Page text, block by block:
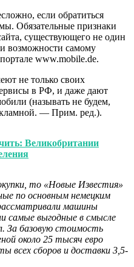
если обратиться
Обязательные признаки
существующего не один
возможности самому
www.mobile.de.
не только своих
в РФ, и даже дают
(называть не будем,
— Прим. ред.).
Великобритании
то «Новые Известия»
по основным немецким
машины
самые выгодные в смысле
За базовую стоимость
около 25 тысяч евро
всех сборов и доставки 3,5-